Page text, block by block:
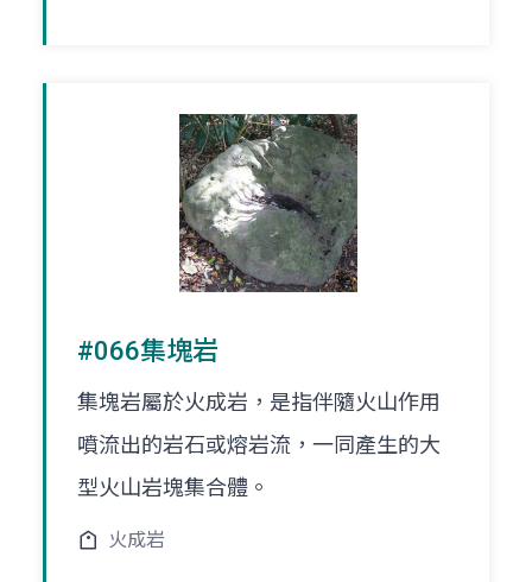
#066集塊岩
集塊岩屬於火成岩，是指伴隨火山作用
噴流出的岩石或熔岩流，一同產生的大
型火山岩塊集合體。
火成岩